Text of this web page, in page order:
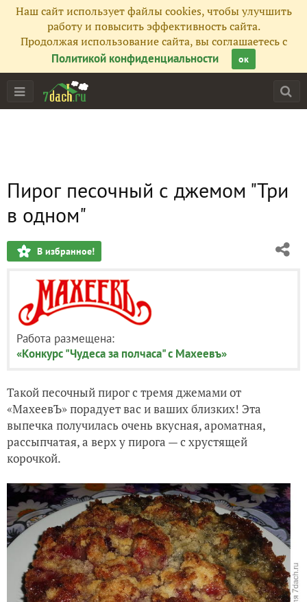
Наш сайт использует файлы cookies, чтобы улучшить
работу и повысить эффективность сайта.
Продолжая использование сайта, вы соглашаетесь с
Политикой конфиденциальности
ок
Пирог песочный с джемом "Три
в одном"
В избранное!
Работа размещена:
«Конкурс "Чудеса за полчаса" с Махеевъ»
Такой песочный пирог с тремя джемами от
«МахеевЪ» порадует вас и ваших близких! Эта
выпечка получилась очень вкусная, ароматная,
рассыпчатая, а верх у пирога — с хрустящей
корочкой.